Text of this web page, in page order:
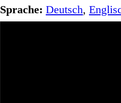
Sprache: Deutsch,